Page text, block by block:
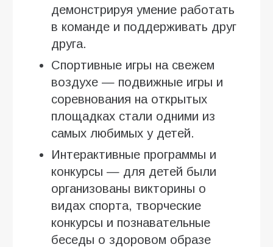
демонстрируя умение работать
в команде и поддерживать друг
друга.
Спортивные игры на свежем
воздухе — подвижные игры и
соревнования на открытых
площадках стали одними из
самых любимых у детей.
Интерактивные программы и
конкурсы — для детей были
организованы викторины о
видах спорта, творческие
конкурсы и познавательные
беседы о здоровом образе